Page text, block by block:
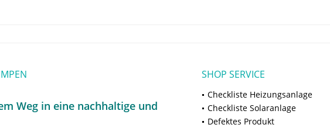
Weg in eine nachhaltige und
SHOP SERVICE
Checkliste Heizungsanlage
Checkliste Solaranlage
Defektes Produkt